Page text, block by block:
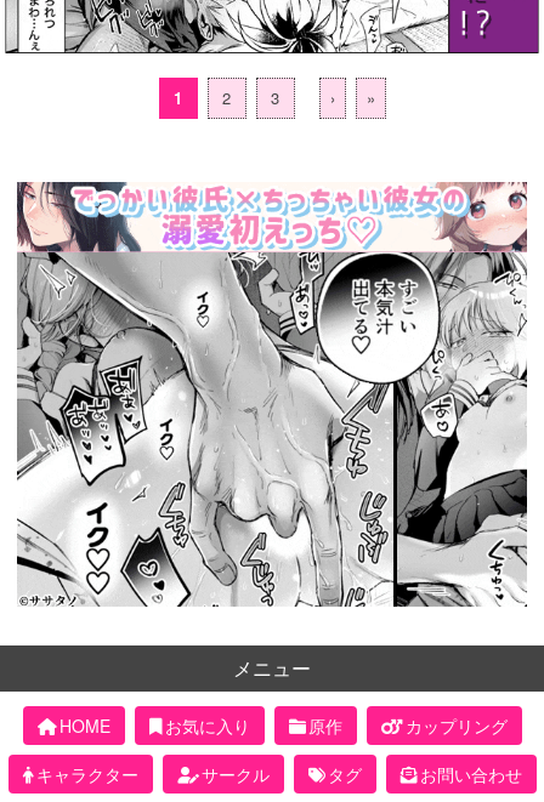
1 2 3 › »
メニュー
HOME お気に入り 原作
カップリング
キャラクター
サークル タグ お問い合わせ